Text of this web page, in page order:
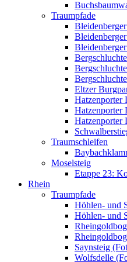
Traumpfade
Eltzer
Hatzenporter
Hatzenporter
Hatzenporter
Traumschleifen
Moselsteig
Etappe 23:
Rhein
Traumpfade
Höhlen- und
Höhlen- und
Saynsteig
Wolfsdelle